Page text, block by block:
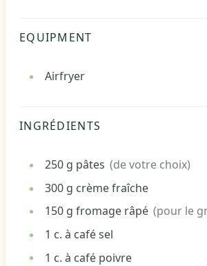
EQUIPMENT
Airfryer
INGRÉDIENTS
250 g pâtes (de votre choix)
300 g crème fraîche
150 g fromage râpé (pour le
1 c. à cafésel
1 c. à café poivre